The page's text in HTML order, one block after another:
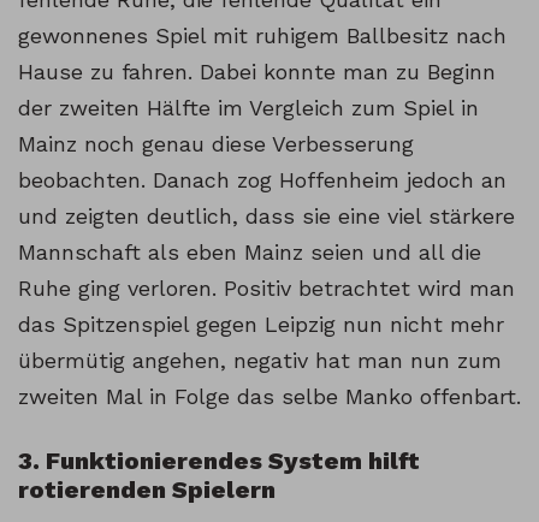
gewonnenes Spiel mit ruhigem Ballbesitz nach
Hause zu fahren. Dabei konnte man zu Beginn
der zweiten Hälfte im Vergleich zum Spiel in
Mainz noch genau diese Verbesserung
beobachten. Danach zog Hoffenheim jedoch an
und zeigten deutlich, dass sie eine viel stärkere
Mannschaft als eben Mainz seien und all die
Ruhe ging verloren. Positiv betrachtet wird man
das Spitzenspiel gegen Leipzig nun nicht mehr
übermütig angehen, negativ hat man nun zum
zweiten Mal in Folge das selbe Manko offenbart.
3. Funktionierendes System hilft
rotierenden Spielern